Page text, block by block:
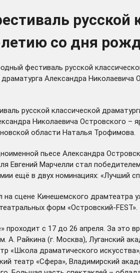
русской
со дня
фестиваль русской
Александра Николаевича
русской классической
Николаевича Островского
области Наталья Трофимова.
пьесе Александра
Евгений Марчелли стал
ещё в двух номинациях: «Лучший
сцене Кинешемского драмтеатра
форм «Островский-FEST».
проходит с 17 до 26 апреля. За это
А. Райкина (г. Москва), Луганский
«Школа драматического
театр «Сфера», Владимирский